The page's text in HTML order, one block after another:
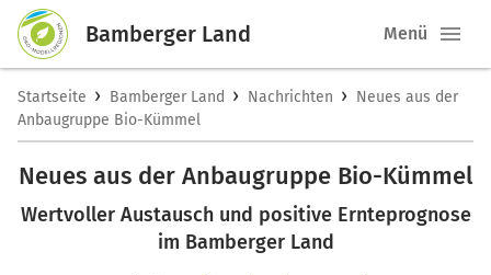
Bamberger Land Menü
Startseite › Bamberger Land › Nachrichten › Neues aus der
Anbaugruppe Bio-Kümmel
Neues aus der Anbaugruppe Bio-Kümmel
Wertvoller Austausch und positive Ernteprognose
im Bamberger Land